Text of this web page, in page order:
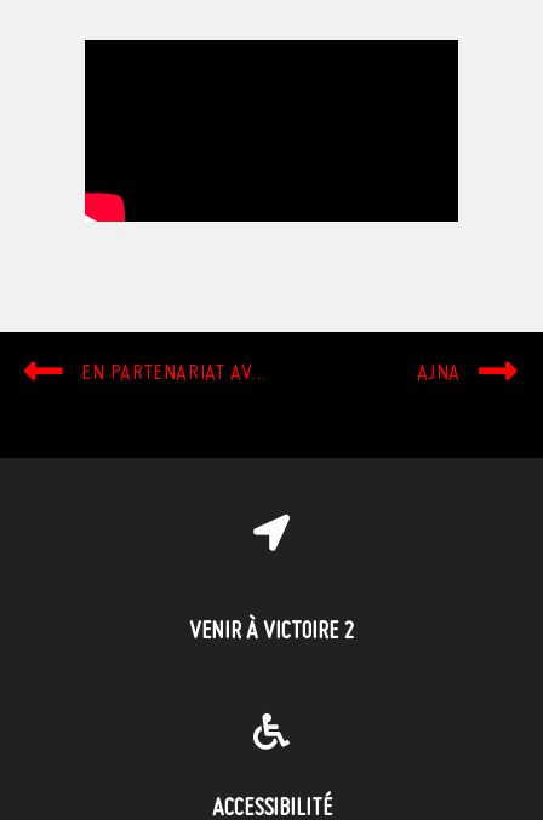
EN PARTENARIAT AVEC GARMONBOZIA,WTF PRÉSENTE LE SHRED FEST 2027 – EUROPE +UK AJNA
VENIR À VICTOIRE 2
ACCESSIBILITÉ